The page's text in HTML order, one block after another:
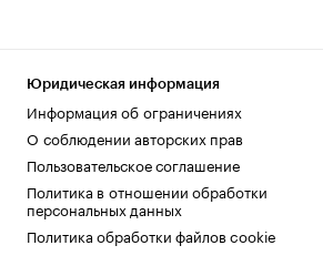
Юридическая информация
Информация об ограничениях
О соблюдении авторских прав
Пользовательское соглашение
Политика в отношении обработки
персональных данных
Политика обработки файлов cookie